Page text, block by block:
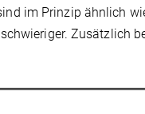
im Prinzip ähnlich
Zusätzlich